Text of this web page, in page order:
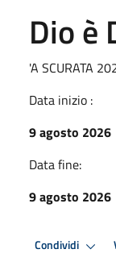
Dio è
'A SCURATA
Data inizio :
9 agosto 2026
Data fine:
9 agosto 2026
Condividi